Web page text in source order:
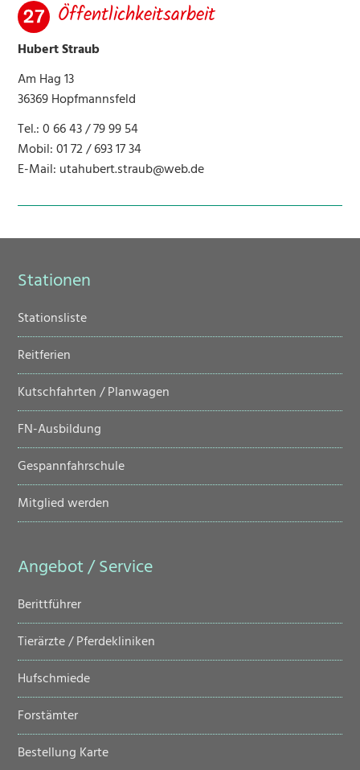
Öffentlichkeitsarbeit
Hubert Straub
Am Hag 13
36369 Hopfmannsfeld
Tel.: 0 66 43 / 79 99 54
Mobil: 01 72 / 693 17 34
E-Mail: utahubert.straub@web.de
Stationen
Navigation
Stationsliste
Reitferien
Kutschfahrten / Planwagen
FN-Ausbildung
Gespannfahrschule
Mitglied werden
Angebot / Service
Navigation
Berittführer
Tierärzte / Pferdekliniken
Hufschmiede
Forstämter
Bestellung Karte